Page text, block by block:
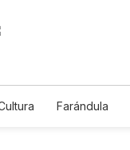
Farándula